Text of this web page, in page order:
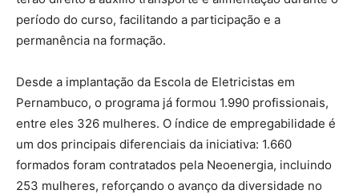
período do curso, facilitando a participação e a
permanência na formação.
Desde a implantação da Escola de Eletricistas em
Pernambuco, o programa já formou 1.990 profissionais,
entre eles 326 mulheres. O índice de empregabilidade é
um dos principais diferenciais da iniciativa: 1.660
formados foram contratados pela Neoenergia, incluindo
253 mulheres, reforçando o avanço da diversidade no